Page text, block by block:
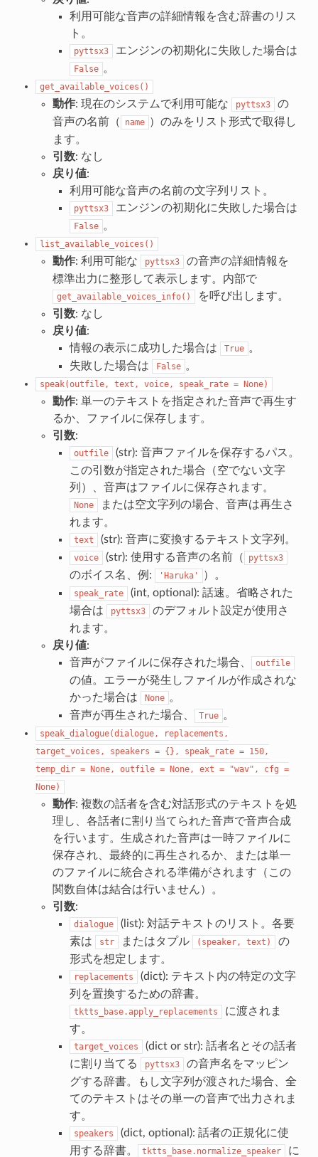
利用可能な音声の詳細情報を含む辞書のリス
ト。
pyttsx3 エンジンの初期化に失敗した場合は
False 。
get_available_voices()
動作: 現在のシステムで利用可能な pyttsx3
の
音声の名前（
name ）のみをリスト形式で取得し
ます。
引数: なし
戻り値:
利用可能な音声の名前の文字列リスト。
pyttsx3 エンジンの初期化に失敗した場合は
False 。
list_available_voices()
動作: 利用可能な pyttsx3
の音声の詳細情報を
標準出力に整形して表示します。内部で
get_available_voices_info()
を呼び出します。
引数: なし
戻り値:
情報の表示に成功した場合は
True 。
失敗した場合は
False 。
speak(outfile, text, voice, speak_rate = None)
動作: 単一のテキストを指定された音声で再生す
るか、ファイルに保存します。
引数:
outfile
(str): 音声ファイルを保存するパス。
この引数が指定された場合（空でない文字
列）、音声はファイルに保存されます。
None
または空文字列の場合、音声は再生さ
れます。
text (str): 音声に変換するテキスト文字列。
voice (str): 使用する音声の名前（ pyttsx3
のボイス名、例: 'Haruka' ）。
speak_rate
(int, optional): 話速。省略された
場合は
pyttsx3
のデフォルト設定が使用さ
れます。
戻り値:
音声がファイルに保存された場合、
outfile
の値。エラーが発生しファイルが作成されな
かった場合は
None 。
音声が再生された場合、
True 。
speak_dialogue(dialogue,
replacements,
target_voices,
speakers = {}, speak_rate = 150,
temp_dir = None, outfile = None, ext = "wav", cfg =
None)
動作: 複数の話者を含む対話形式のテキストを処
理し、各話者に割り当てられた音声で音声合成
を行います。生成された音声は一時ファイルに
保存され、最終的に再生されるか、または単一
のファイルに統合される準備がされます（この
関数自体は結合は行いません）。
引数:
dialogue
(list): 対話テキストのリスト。各要
素は
str またはタプル (speaker, text)
の
形式を想定します。
replacements
(dict): テキスト内の特定の文字
列を置換するための辞書。
tktts_base.apply_replacements
に渡されま
す。
target_voices
(dict or str): 話者名とその話者
に割り当てる
pyttsx3
の音声名をマッピン
グする辞書。もし文字列が渡された場合、全
てのテキストはその単一の音声で出力されま
す。
speakers
(dict, optional): 話者の正規化に使
用する辞書。
tktts_base.normalize_speaker
に